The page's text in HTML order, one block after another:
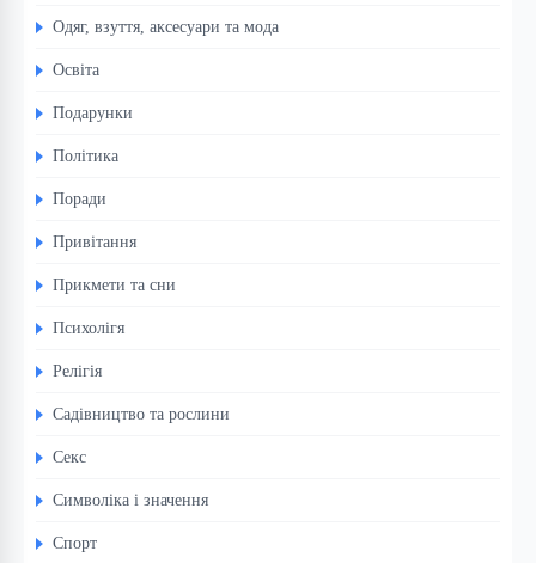
Одяг, взуття, аксесуари та мода
Освіта
Подарунки
Політика
Поради
Привітання
Прикмети та сни
Психолігя
Релігія
Садівництво та рослини
Секс
Символіка і значення
Спорт